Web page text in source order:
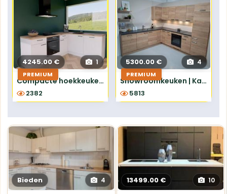
PREMIUM
4245.00 € 1
Compacte hoekkeuken 2.42x1.87m - compleet met apparatuur inclusief montage
2382
PREMIUM
5300.00 € 4
Showroomkeuken | Kampen | Structura Eiken Sierra
5813
Bieden 4 13499.00 € 10